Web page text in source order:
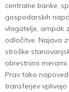
centralne banke,
gospodarskih
vlagatelje, ampak
odločitve. Najava
stroške
obrestnimi
Prav tako
transferjev